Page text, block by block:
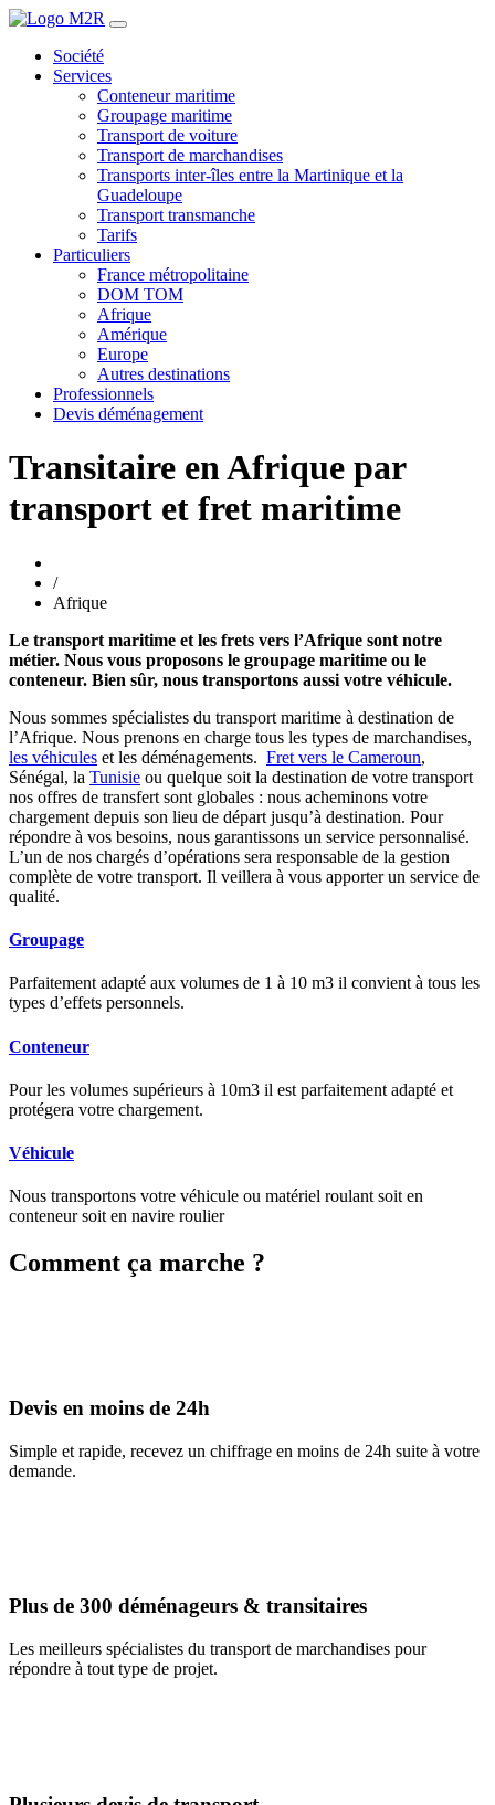
Société
Services
Conteneur maritime
Groupage maritime
Transport de voiture
Transport de marchandises
Transports inter-îles entre la Martinique et la
Guadeloupe
Transport transmanche
Tarifs
Particuliers
France métropolitaine
DOM TOM
Afrique
Amérique
Europe
Autres destinations
Professionnels
Devis déménagement
Transitaire en Afrique par
transport et fret maritime
/
Afrique
Le transport maritime et les frets vers l’Afrique sont notre
métier. Nous vous proposons le groupage maritime ou le
conteneur. Bien sûr, nous transportons aussi votre véhicule.
Nous sommes spécialistes du transport maritime à destination de
l’Afrique. Nous prenons en charge tous les types de marchandises,
les véhicules et les déménagements. Fret vers le Cameroun,
Sénégal, la Tunisie ou quelque soit la destination de votre transport
nos offres de transfert sont globales : nous acheminons votre
chargement depuis son lieu de départ jusqu’à destination. Pour
répondre à vos besoins, nous garantissons un service personnalisé.
L’un de nos chargés d’opérations sera responsable de la gestion
complète de votre transport. Il veillera à vous apporter un service de
qualité.
Groupage
Parfaitement adapté aux volumes de 1 à 10 m3 il convient à tous les
types d’effets personnels.
Conteneur
Pour les volumes supérieurs à 10m3 il est parfaitement adapté et
protégera votre chargement.
Véhicule
Nous transportons votre véhicule ou matériel roulant soit en
conteneur soit en navire roulier
Comment ça marche ?
Devis en moins de 24h
Simple et rapide, recevez un chiffrage en moins de 24h suite à votre
demande.
Plus de 300 déménageurs & transitaires
Les meilleurs spécialistes du transport de marchandises pour
répondre à tout type de projet.